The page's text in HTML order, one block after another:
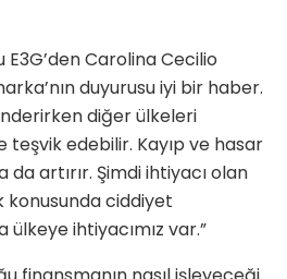
Carolina Cecilio
duyurusu iyi bir haber.
diğer ülkeleri
edebilir. Kayıp ve hasar
artırır. Şimdi ihtiyacı olan
konusunda ciddiyet
ihtiyacımız var.”